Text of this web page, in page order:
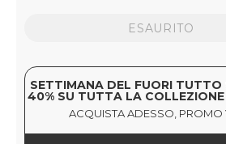
ESAURITO
SETTIMANA DEL FUORI
40% SU TUTTA LA
ACQUISTA ADESSO, PROMO